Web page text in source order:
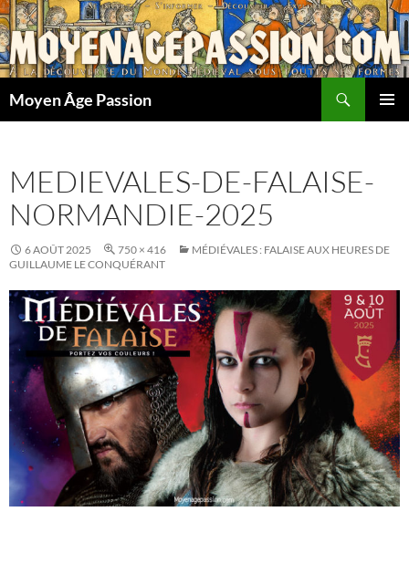
Aller
au
contenu
Moyen Âge Passion
MEDIEVALES-DE-FALAISE-
NORMANDIE-2025
6 AOÛT 2025 750 × 416
MÉDIÉVALES : FALAISE AUX HEURES DE
GUILLAUME LE CONQUÉRANT